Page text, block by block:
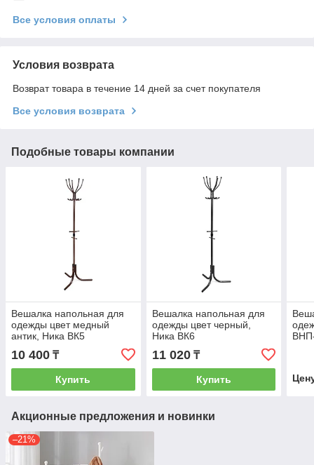
Все условия оплаты
Условия возврата
Возврат товара в течение 14 дней за счет покупателя
Все условия возврата
Подобные товары компании
Вешалка напольная для
одежды цвет медный
антик, Ника ВК5
10 400 ₸
Купить
Вешалка напольная для
одежды цвет черный,
Ника ВК6
11 020₸
Купить
Акционные предложения и новинки
–21%